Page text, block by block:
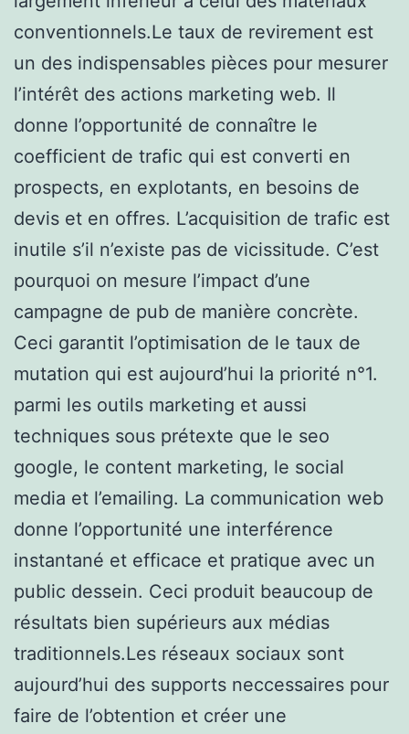
conventionnels.Le taux de revirement est
un des indispensables pièces pour mesurer
l’intérêt des actions marketing web. Il
donne l’opportunité de connaître le
coefficient de trafic qui est converti en
prospects, en explotants, en besoins de
devis et en offres. L’acquisition de trafic est
inutile s’il n’existe pas de vicissitude. C’est
pourquoi on mesure l’impact d’une
campagne de pub de manière concrète.
Ceci garantit l’optimisation de le taux de
mutation qui est aujourd’hui la priorité n°1.
parmi les outils marketing et aussi
techniques sous prétexte que le seo
google, le content marketing, le social
media et l’emailing. La communication web
donne l’opportunité une interférence
instantané et efficace et pratique avec un
public dessein. Ceci produit beaucoup de
résultats bien supérieurs aux médias
traditionnels.Les réseaux sociaux sont
aujourd’hui des supports neccessaires pour
faire de l’obtention et créer une